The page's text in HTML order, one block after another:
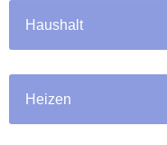
Haushalt
Heizen